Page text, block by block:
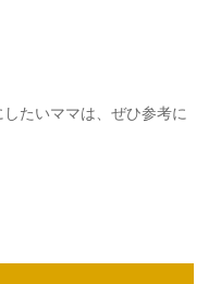
たいママは、ぜひ参考に